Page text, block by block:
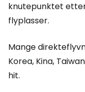
knutepunktet
flyplasser.
Mange
Korea, Kina,
hit.